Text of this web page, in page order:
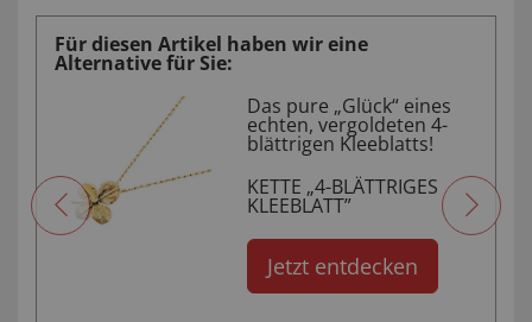
Für diesen Artikel haben wir eine
Alternative für Sie:
Das pure „Glück“ eines
echten, vergoldeten 4-
blättrigen Kleeblatts!
KETTE „4-BLÄTTRIGES
KLEEBLATT”
Jetzt entdecken